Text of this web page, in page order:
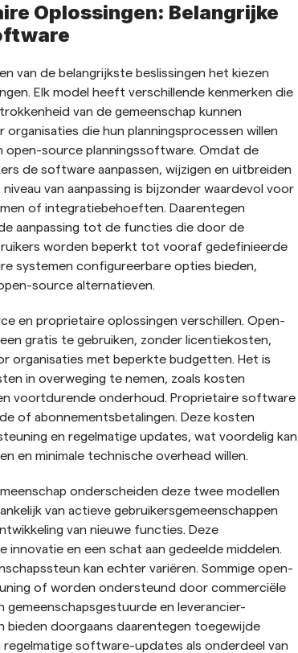
Oplossingen: Belangrijke
van de belangrijkste beslissingen het kiezen
Elk model heeft verschillende kenmerken die
van de gemeenschap kunnen
die hun planningsprocessen willen
open-source planningssoftware. Omdat de
de software aanpassen, wijzigen en uitbreiden
van aanpassing is bijzonder waardevol voor
of integratiebehoeften. Daarentegen
aanpassing tot de functies die door de
worden beperkt tot vooraf gedefinieerde
systemen configureerbare opties bieden,
source alternatieven.
en proprietaire oplossingen verschillen. Open-
gratis te gebruiken, zonder licentiekosten,
organisaties met beperkte budgetten. Het is
in overweging te nemen, zoals kosten
voortdurende onderhoud. Proprietaire software
of abonnementsbetalingen. Deze kosten
en regelmatige updates, wat voordelig kan
en minimale technische overhead willen.
onderscheiden deze twee modellen
van actieve gebruikersgemeenschappen
van nieuwe functies. Deze
innovatie en een schat aan gedeelde middelen.
kan echter variëren. Sommige open-
of worden ondersteund door commerciële
en leverancier-
bieden doorgaans daarentegen toegewijde
software-updates als onderdeel van